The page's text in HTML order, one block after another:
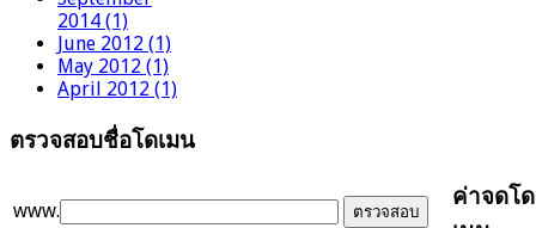
2014 (1)
June 2012 (1)
May 2012 (1)
April 2012 (1)
ตรวจสอบชื่อโดเมน
www.
ค่าจดโ